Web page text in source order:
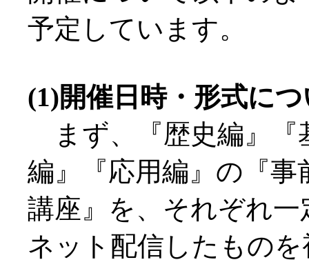
予定しています。
(1)開催日時・形式に
まず、『歴史編』『
編』『応用編』の『事
講座』を、それぞれ
ネット配信したもの